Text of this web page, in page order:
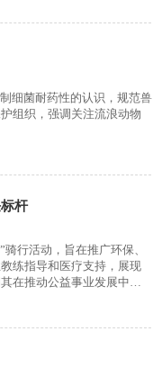
细菌耐药性的认识，规范兽
组织，强调关注流浪动物
杆
行活动，旨在推广环保、
练指导和医疗支持，展现
在推动公益事业发展中的